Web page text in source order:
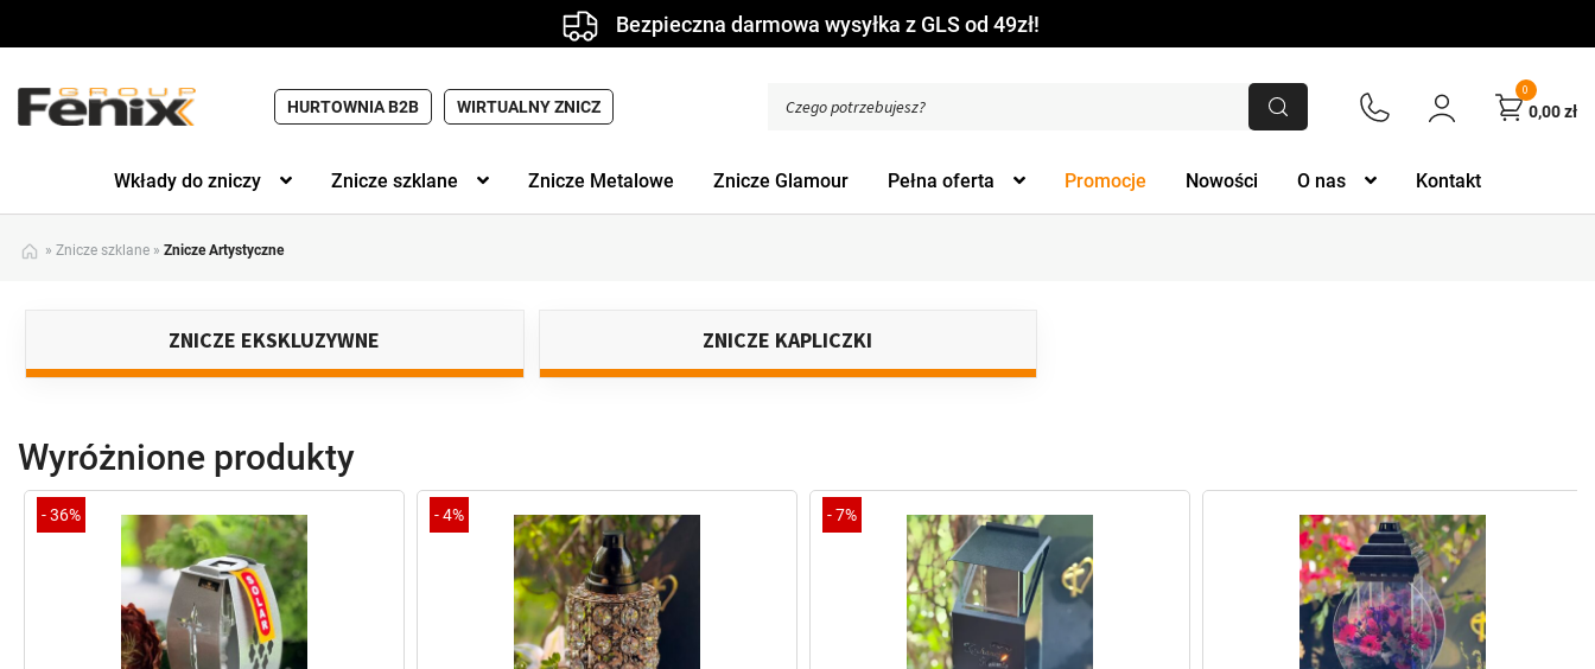
Bezpieczna darmowa wysyłka z GLS od 49zł!
HURTOWNIA B2B WIRTUALNY ZNICZ
produktów
0
0,00zł
Wkłady do zniczy Znicze szklane Znicze Metalowe Znicze Glamour Pełna oferta Promocje Nowości O nas Kontakt
» Znicze szklane » Znicze Artystyczne
ZNICZE EKSKLUZYWNE ZNICZE KAPLICZKI
Wyróżnione produkty
-36% -4% -7%